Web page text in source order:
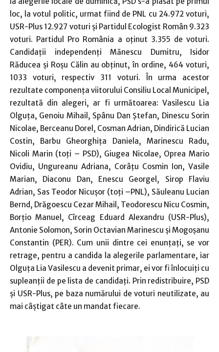
loc, la votul politic, urmat fiind de PNL cu 24.972 voturi,
USR-Plus 12.927 voturi şi Partidul Ecologist Român 9.323
voturi. Partidul Pro România a oţinut 3.355 de voturi.
Candidaţii independenţi Mănescu Dumitru, Isidor
Răducea şi Roşu Călin au obţinut, în ordine, 464 voturi,
1033 voturi, respectiv 311 voturi. În urma acestor
rezultate componenţa viitorului Consiliu Local Municipel,
rezultată din alegeri, ar fi următoarea: Vasilescu Lia
Olguţa, Genoiu Mihail, Spânu Dan Ştefan, Dinescu Sorin
Nicolae, Berceanu Dorel, Cosman Adrian, Dindirică Lucian
Costin, Barbu Gheorghiţa Daniela, Marinescu Radu,
Nicoli Marin (toţi – PSD), Giugea Nicolae, Oprea Mario
Ovidiu, Ungureanu Adriana, Corâţu Cosmin Ion, Vasile
Marian, Diaconu Dan, Enescu Georgel, Sirop Flaviu
Adrian, Sas Teodor Nicuşor (toţi –PNL), Săuleanu Lucian
Bernd, Drăgoescu Cezar Mihail, Teodorescu Nicu Cosmin,
Borţio Manuel, Cîrceag Eduard Alexandru (USR-Plus),
Antonie Solomon, Sorin Octavian Marinescu şi Mogoşanu
Constantin (PER). Cum unii dintre cei enunţaţi, se vor
retrage, pentru a candida la alegerile parlamentare, iar
Olguţa Lia Vasilescu a devenit primar, ei vor fi înlocuiţi cu
supleanţii de pe lista de candidaţi. Prin redistribuire, PSD
şi USR-Plus, pe baza numărului de voturi neutilizate, au
mai câştigat câte un mandat fiecare.